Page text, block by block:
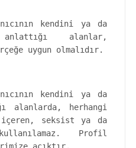
kendini ya da
alanlar,
uygun olmalıdır.
kendini ya da
alanlarda, herhangi
seksist ya da
Profil